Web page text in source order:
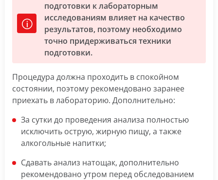
подготовки к лабораторным
исследованиям влияет на качество
результатов, поэтому необходимо
точно придерживаться техники
подготовки.
Процедура должна проходить в спокойном
состоянии, поэтому рекомендовано заранее
приехать в лабораторию. Дополнительно:
За сутки до проведения анализа полностью
исключить острую, жирную пищу, а также
алкогольные напитки;
Сдавать анализ натощак, дополнительно
рекомендовано утром перед обследованием